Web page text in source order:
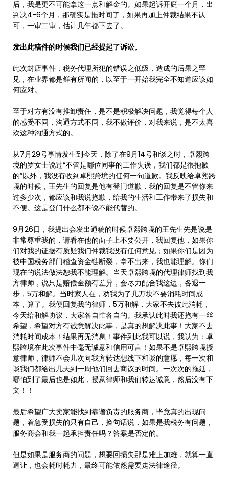
后，我是更不可能拿这一点和解金的。如果起诉开庭一个月，出
判决4-6个月，那确实是拖时间了，如果再加上仲裁结果不认
可，一审二审，估计几年都下去了。
发出此稿件的时候我们已经提起了诉讼。
此次封店事件，税务代理所犯的错误之低级，造成的后果之罕
见，在业界都是鲜有所闻的，以至于一开始我完全不知道应该如
何应对。
至于对方有没有推卸责任，是不是积极解决问题，我觉得每个人
的感受不同，沟通方式不同，我不做评价，对我来说，是不太喜
欢这种沟通方式的。
从7月29号事情发生到今天，除了在9月14号和谈之时，卓熙跨
境的罗女士说过“不管是哪位同事的工作失误，我们都是很抱歉
的”以外，我没有收到卓熙跨境的任何一句道歉。我反映给卓熙跨
境的时候，王先生的回复是他有登门道歉，我的回复是不管你来
过多少次，都应该和我说抱歉，给我的生活和工作带来了损失和
不便。这是登门什么都不说不能代替的。
9月26日，我提出会发出通稿的时候卓熙跨境的王先生先是说是
非常尊重我的，请看在他的面子上不要公开，我回复他，如果你
们对我的证据有质疑我们仲裁我没有任何意见；如果你们是因为
被中国税务部门稽查资金链断裂，拿不出来，我也能理解。你们
现在的说法做法恕我不能理解。当天卓熙跨境的代理律师找到我
方律师，说只是赔偿金额有差异，会尽力配合我这边，各退一
步，5万和解。当时家人在，劝我为了几万块不要消耗时间成
本，算了。我便回复我的律师，5万和解，大家不去彼此消耗，
今天给和解协议，大家各自忙各自的。我承认此时我还抱有一丝
希望，希望对方有诚意解决此事，是真的想解决此事！大家不去
消耗时间成本！结果再无消息！事件到此我可以说，我认为：卓
熙跨境在此次事件中毫无诚意和信用可言！如果不是卓熙跨境授
意律师，律师不会几次向我方转达想线下和谈的意愿，每一次和
谈我们都给出几天到一周他们回去商议的时间。一次次的拖延，
哪怕到了最后也是如此，授意律师和我们转达诚意，然后没有下
文！！
最后希望广大卖家能找到靠谱负责的服务商，毕竟真的出现问
题，着急受损失的只有自己，换句话说，如果是我税务有问题，
服务商会和我一起承担责任吗？答案是否定的。
但是如果是服务商的问题，想要回损失那是难上加难，就算一直
退让，也会耗时耗力，最终可能依然需要走法律途径。